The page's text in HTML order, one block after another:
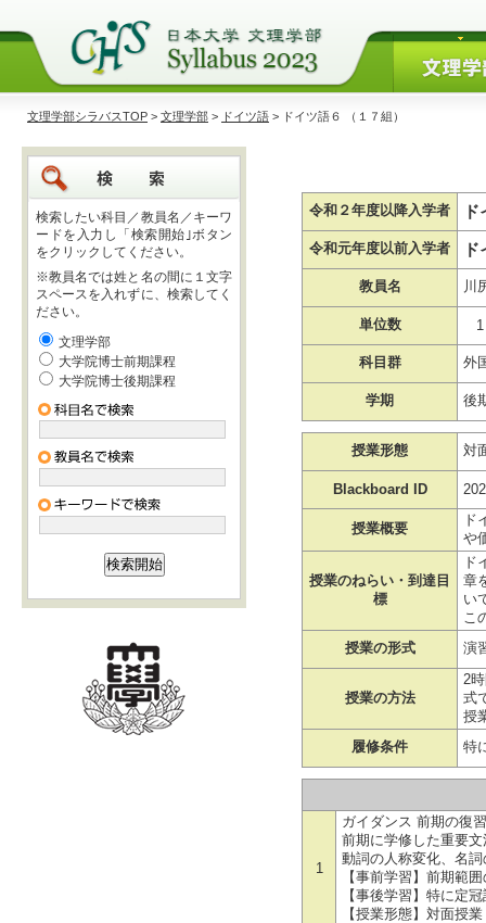
文理学部シラバスTOP > 文理学部 > ドイツ語 > ドイツ語６ （１７組）
検索したい科目／教員名／キーワ
ードを入力し「検索開始｣ボタン
をクリックしてください。
※教員名では姓と名の間に１文字
スペースを入れずに、検索してく
ださい。
文理学部
大学院博士前期課程
大学院博士後期課程
令和２年度以降入学者
令和元年度以前入学者
教員名 川
単位数 1
科目群 外
学期 後
授業形態 対
Blackboard ID
授業概要
ド
や
授業のねらい・到達目
標
ド
章
い
こ
授業の形式
演
授業の方法
2
式
授
履修条件
特
1
ガイダンス 前期の復
前期に学修した重要
動詞の人称変化、名
【事前学習】前期範
【事後学習】特に定
【授業形態】対面授業